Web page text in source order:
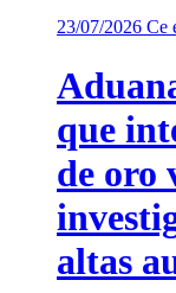
23/07/2026 Ce
que
de oro
altas